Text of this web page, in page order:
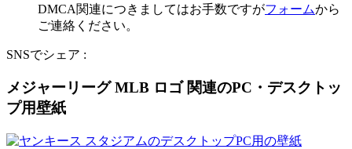
DMCA関連につきましてはお手数ですがフォームから
ご連絡ください。
SNSでシェア :
メジャーリーグ MLB ロゴ 関連のPC・デスクトッ
プ用壁紙